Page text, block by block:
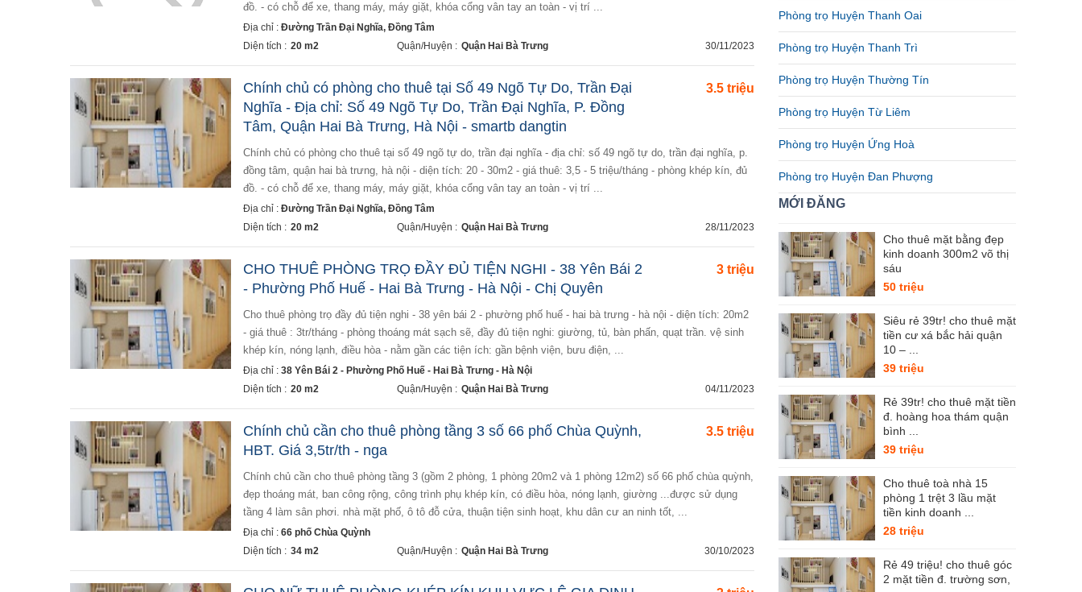
đồ. - có chỗ để xe, thang máy, máy giặt, khóa cổng vân tay an toàn - vị trí ...
Địa chỉ : Đường Trần Đại Nghĩa, Đồng Tâm
Diện tích : 20 m2 Quận/Huyện : Quận Hai Bà Trưng 30/11/2023
3.5 triệu
Chính chủ có phòng cho thuê tại Số 49 Ngõ Tự Do, Trần Đại
Nghĩa - Địa chỉ: Số 49 Ngõ Tự Do, Trần Đại Nghĩa, P. Đồng
Tâm, Quận Hai Bà Trưng, Hà Nội - smartb dangtin
chính chủ có phòng cho thuê tại số 49 ngõ tự do, trần đại nghĩa - địa chỉ: số 49 ngõ tự do, trần đại nghĩa, p.
đồng tâm, quận hai bà trưng, hà nội - diện tích: 20 - 30m2 - giá thuê: 3,5 - 5 triệu/tháng - phòng khép kín, đủ
đồ. - có chỗ để xe, thang máy, máy giặt, khóa cổng vân tay an toàn - vị trí ...
Địa chỉ : Đường Trần Đại Nghĩa, Đồng Tâm
Diện tích : 20 m2 Quận/Huyện : Quận Hai Bà Trưng 28/11/2023
3 triệu
CHO THUÊ PHÒNG TRỌ ĐẦY ĐỦ TIỆN NGHI - 38 Yên Bái 2
- Phường Phố Huế - Hai Bà Trưng - Hà Nội - Chị Quyên
cho thuê phòng trọ đầy đủ tiện nghi - 38 yên bái 2 - phường phố huế - hai bà trưng - hà nội - diện tích: 20m2
- giá thuê : 3tr/tháng - phòng thoáng mát sạch sẽ, đầy đủ tiện nghi: giường, tủ, bàn phấn, quạt trần. vệ sinh
khép kín, nóng lạnh, điều hòa - nằm gần các tiện ích: gần bệnh viện, bưu điện, ...
Địa chỉ : 38 Yên Bái 2 - Phường Phố Huế - Hai Bà Trưng - Hà Nội
Diện tích : 20 m2 Quận/Huyện : Quận Hai Bà Trưng 04/11/2023
3.5 triệu
Chính chủ cần cho thuê phòng tầng 3 số 66 phố Chùa Quỳnh,
HBT. Giá 3,5tr/th - nga
chính chủ cần cho thuê phòng tầng 3 (gồm 2 phòng, 1 phòng 20m2 và 1 phòng 12m2) số 66 phố chùa quỳnh,
đẹp thoáng mát, ban công rộng, công trình phụ khép kín, có điều hòa, nóng lạnh, giường ...được sử dụng
tầng 4 làm sân phơi. nhà mặt phố, ô tô đỗ cửa, thuận tiện sinh hoạt, khu dân cư an ninh tốt, ...
Địa chỉ : 66 phố Chùa Quỳnh
Diện tích : 34 m2 Quận/Huyện : Quận Hai Bà Trưng 30/10/2023
Phòng trọ Huyện Thanh Oai
Phòng trọ Huyện Thanh Trì
Phòng trọ Huyện Thường Tín
Phòng trọ Huyện Từ Liêm
Phòng trọ Huyện Ứng Hoà
Phòng trọ Huyện Đan Phượng
MỚI ĐĂNG
Cho thuê mặt bằng đẹp
kinh doanh 300m2 võ thị
sáu
50 triệu
Siêu rẻ 39tr! cho thuê mặt
tiền cư xá bắc hải quận
10 – ...
39 triệu
Rẻ 39tr! cho thuê mặt tiền
đ. hoàng hoa thám quận
bình ...
39 triệu
Cho thuê toà nhà 15
phòng 1 trệt 3 lầu mặt
tiền kinh doanh ...
28 triệu
Rẻ 49 triệu! cho thuê góc
2 mặt tiền đ. trường sơn,